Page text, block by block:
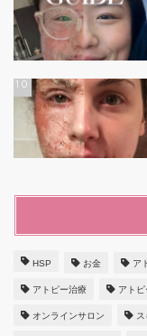
10
HSP お金 ア
アトピー治療 アトピ
オンラインサロン